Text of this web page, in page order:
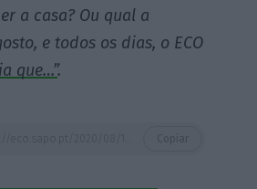
a casa? Ou qual a
e todos os dias, o ECO
que…”.